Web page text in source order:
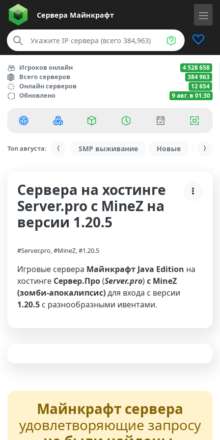
Сервера Майнкрафт
Игроков онлайн 4 528 658
Всего серверов 384 963
Онлайн серверов 12 654
Обновлено 9 авг. в 01:30
Топ августа: SMP выживание Новые С
Сервера на хостинге
Server.pro с MineZ на
версии 1.20.5
#Server.pro, #MineZ, #1.20.5
Игровые сервера Майнкрафт Java Edition на
хостинге Сервер.Про(Server.pro)с MineZ
(зомби-апокалипсис)для входа с версии
1.20.5 с разнообразными ивентами.
Майнкрафт сервера
удовлетворяющие запросу